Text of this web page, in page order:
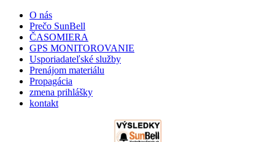
O nás
Prečo SunBell
ČASOMIERA
GPS MONITOROVANIE
Usporiadateľské služby
Prenájom materiálu
Propagácia
zmena prihlášky
kontakt